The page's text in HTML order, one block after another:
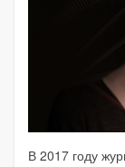
В 2017 году